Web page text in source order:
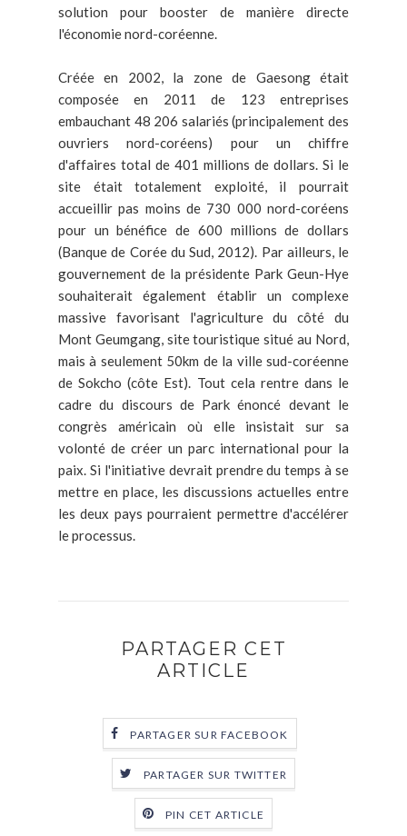
solution pour booster de manière directe
l'économie nord-coréenne.
Créée en 2002, la zone de Gaesong était
composée en 2011 de 123 entreprises
embauchant 48 206 salariés (principalement des
ouvriers nord-coréens) pour un chiffre
d'affaires total de 401 millions de dollars. Si le
site était totalement exploité, il pourrait
accueillir pas moins de 730 000 nord-coréens
pour un bénéfice de 600 millions de dollars
(Banque de Corée du Sud, 2012). Par ailleurs, le
gouvernement de la présidente Park Geun-Hye
souhaiterait également établir un complexe
massive favorisant l'agriculture du côté du
Mont Geumgang, site touristique situé au Nord,
mais à seulement 50km de la ville sud-coréenne
de Sokcho (côte Est). Tout cela rentre dans le
cadre du discours de Park énoncé devant le
congrès américain où elle insistait sur sa
volonté de créer un parc international pour la
paix. Si l'initiative devrait prendre du temps à se
mettre en place, les discussions actuelles entre
les deux pays pourraient permettre d'accélérer
le processus.
PARTAGER CET
ARTICLE
PARTAGER SUR FACEBOOK
PARTAGER SUR TWITTER
PIN CET ARTICLE